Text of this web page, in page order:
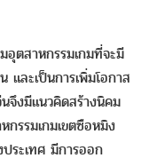
ตสาหกรรมเกมที่จะมี
ละเป็นการเพิ่มโอกาส
จึงมีแนวคิดสร้างนิคม
กรรมเกมเขตซือหมิง
ระเทศ มีการออก